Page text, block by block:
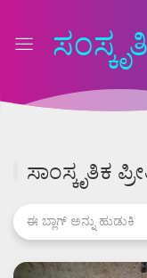
ಸಾಂಸ್ಕೃತಿಕ